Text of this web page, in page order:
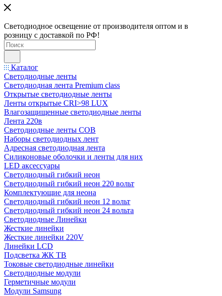
Светодиодное освещение от производителя оптом и в
розницу с доставкой по РФ!
Каталог
Светодиодные ленты
Светодиодная лента Premium class
Открытые светодиодные ленты
Ленты открытые CRI>98 LUX
Влагозащищенные светодиодные ленты
Лента 220в
Светодиодные ленты COB
Наборы светодиодных лент
Адресная светодиодная лента
Силиконовые оболочки и ленты для них
LED аксессуары
Светодиодный гибкий неон
Светодиодный гибкий неон 220 вольт
Комплектующие для неона
Светодиодный гибкий неон 12 вольт
Светодиодный гибкий неон 24 вольта
Светодиодные Линейки
Жесткие линейки
Жесткие линейки 220V
Линейки LCD
Подсветка ЖК ТВ
Токовые светодиодные линейки
Светодиодные модули
Герметичные модули
Модули Samsung